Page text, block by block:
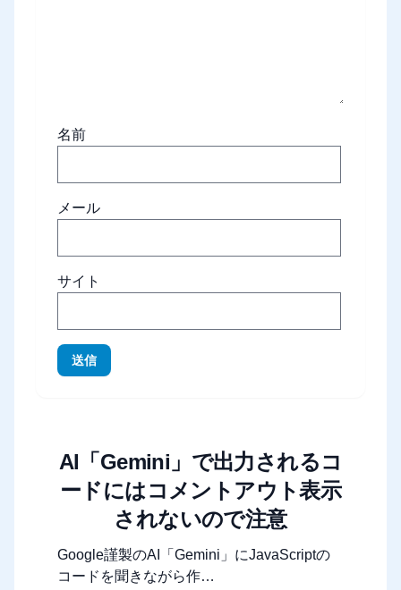
名前
メール
サイト
送信
AI「Gemini」で出力されるコ
ードにはコメントアウト表示
されないので注意
Google謹製のAI「Gemini」にJavaScriptの
コードを聞きながら作…